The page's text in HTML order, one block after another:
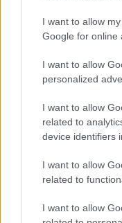
I want to allow
Google for online
I want to allow
personalized
I want to allow
related to
device identifiers
I want to allow
related to
I want to allow
«Η κατανάλωση
πελάτης τρώει
αναψυκτικό
καλό μπουκάλι
Σύμφωνα με την
πωλούν οι
αυξήθηκαν τον
ετών, με το
39% πάνω, τις